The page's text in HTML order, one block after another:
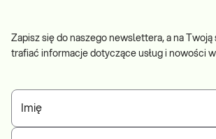
Zapisz się do naszego newslettera, a na Twoją
trafiać informacje dotyczące usług i nowości
Imię